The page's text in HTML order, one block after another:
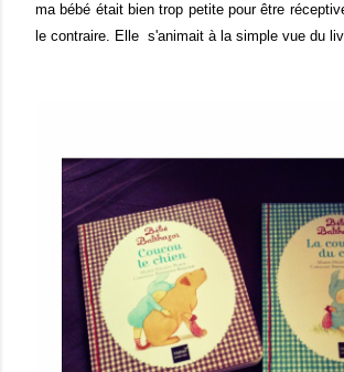
ma bébé était bien trop petite pour être
le contraire. Elle s'animait à la simple vue du